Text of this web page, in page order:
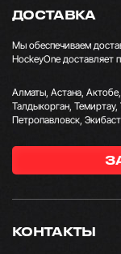
КОНТАКТЫ
ДОСТАВКА
Мы обеспечиваем
HockeyOne доставляет
Алматы, Астана,
Талдыкорган,
Петропавловск,